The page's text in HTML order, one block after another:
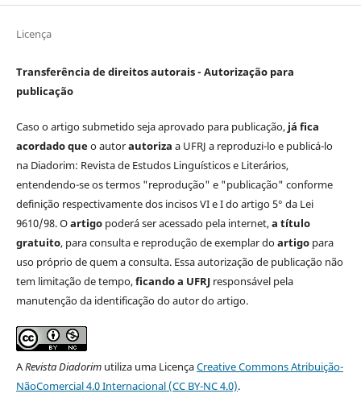
Licença
Transferência de direitos autorais - Autorização para
publicação
Caso o artigo submetido seja aprovado para publicação, já fica
acordado queo autorautoriza a UFRJ a reproduzi-lo e publicá-lo
na Diadorim: Revista de Estudos Linguísticos e Literários,
entendendo-se os termos "reprodução" e "publicação" conforme
definição respectivamente dos incisos VI e I do artigo 5° da Lei
9610/98. Oartigopoderá ser acessado pela internet,a título
gratuito, para consulta e reprodução de exemplar doartigopara
uso próprio de quem a consulta. Essa autorização de publicação não
tem limitação de tempo,ficando a UFRJresponsável pela
manutenção da identificação do autor do artigo.
ARevista Diadorimutiliza uma LicençaCreative Commons Atribuição-
NãoComercial 4.0 Internacional (CC BY-NC 4.0).